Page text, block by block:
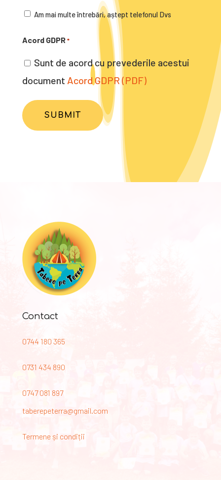
Am mai multe întrebări, aștept telefonul Dvs
Acord GDPR *
Sunt de acord cu prevederile acestui
document Acord GDPR (PDF)
Contact
0744 180 365
0731 434 890
0747 081 897
taberepeterra@gmail.com
Termene și condiții